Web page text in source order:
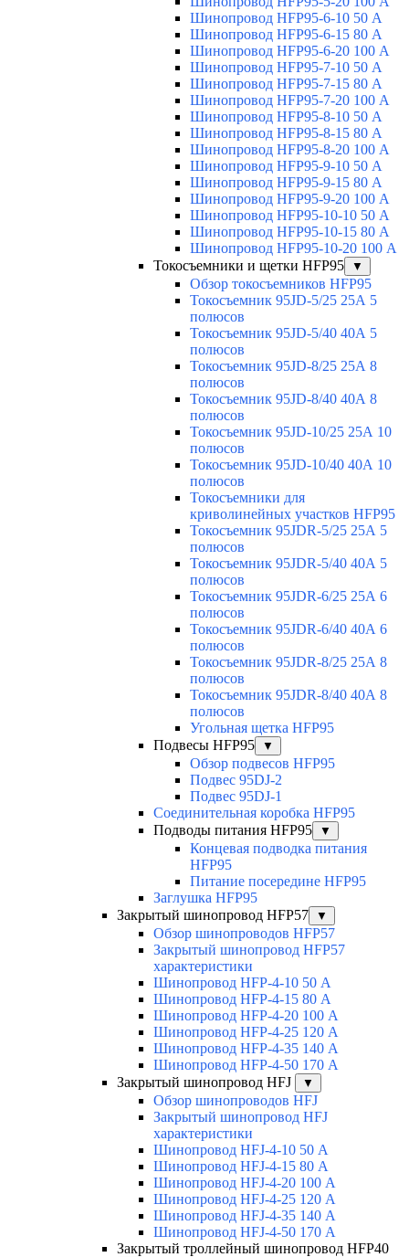
Шинопровод HFP95-6-10 50 А
Шинопровод HFP95-6-15 80 А
Шинопровод HFP95-6-20 100 А
Шинопровод HFP95-7-10 50 А
Шинопровод HFP95-7-15 80 А
Шинопровод HFP95-7-20 100 А
Шинопровод HFP95-8-10 50 А
Шинопровод HFP95-8-15 80 А
Шинопровод HFP95-8-20 100 А
Шинопровод HFP95-9-10 50 А
Шинопровод HFP95-9-15 80 А
Шинопровод HFP95-9-20 100 А
Шинопровод HFP95-10-10 50 А
Шинопровод HFP95-10-15 80 А
Шинопровод HFP95-10-20 100 А
Токосъемники и щетки HFP95
▼
Обзор токосъемников HFP95
Токосъемник 95JD-5/25 25А 5
полюсов
Токосъемник 95JD-5/40 40А 5
полюсов
Токосъемник 95JD-8/25 25А 8
полюсов
Токосъемник 95JD-8/40 40А 8
полюсов
Токосъемник 95JD-10/25 25А 10
полюсов
Токосъемник 95JD-10/40 40А 10
полюсов
Токосъемники для
криволинейных участков HFP95
Токосъемник 95JDR-5/25 25А 5
полюсов
Токосъемник 95JDR-5/40 40А 5
полюсов
Токосъемник 95JDR-6/25 25А 6
полюсов
Токосъемник 95JDR-6/40 40А 6
полюсов
Токосъемник 95JDR-8/25 25А 8
полюсов
Токосъемник 95JDR-8/40 40А 8
полюсов
Угольная щетка HFP95
Подвесы HFP95
▼
Обзор подвесов HFP95
Подвес 95DJ-2
Подвес 95DJ-1
Соединительная коробка HFP95
Подводы питания HFP95
▼
Концевая подводка питания
HFP95
Питание посередине HFP95
Заглушка HFP95
Закрытый шинопровод HFP57
▼
Обзор шинопроводов HFP57
Закрытый шинопровод HFP57
характеристики
Шинопровод HFP-4-10 50 А
Шинопровод HFP-4-15 80 А
Шинопровод HFP-4-20 100 А
Шинопровод HFP-4-25 120 А
Шинопровод HFP-4-35 140 А
Шинопровод HFP-4-50 170 А
Закрытый шинопровод HFJ
▼
Обзор шинопроводов HFJ
Закрытый шинопровод HFJ
характеристики
Шинопровод HFJ-4-10 50 А
Шинопровод HFJ-4-15 80 А
Шинопровод HFJ-4-20 100 А
Шинопровод HFJ-4-25 120 А
Шинопровод HFJ-4-35 140 А
Шинопровод HFJ-4-50 170 А
Закрытый троллейный шинопровод HFP40